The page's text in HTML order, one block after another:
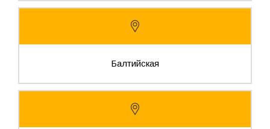
Балтийская